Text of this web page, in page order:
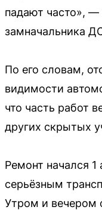
падают часто», —
замначальника
По его словам,
видимости
что часть работ
других скрытых
Ремонт начался 1
серьёзным
Утром и вечером